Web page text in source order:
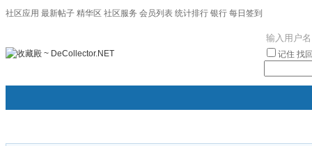
社区应用 最新帖子 精华区 社区服务 会员列表 统计排行 银行 每日签到
记住 找